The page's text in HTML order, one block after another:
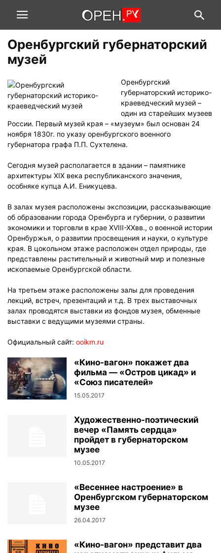
Оренбургский губернаторский
музей
Оренбургский
губернаторский историко-
краеведческий музей –
один из старейших музеев
России. Первый музей края – «музеум» был основан 24
ноября 1830г. по указу оренбургского военного
губернатора графа П.П. Сухтелена.
Сегодня музей располагается в здании – памятнике
архитектуры XIX века республиканского значения,
особняке купца А.И. Еникуцева.
В залах музея расположены экспозиции, рассказывающие
об образовании города Оренбурга и губернии, о развитии
экономики и торговли в крае XVIII-XXвв., о военной истории
Оренбуржья, о развитии просвещения и науки, о культуре
края. В цокольном этаже расположен отдел природы, где
представлены растительный и животный мир и полезные
ископаемые Оренбургской области.
На третьем этаже расположены залы для проведения
лекций, встреч, презентаций и т.д. В трех выставочных
залах проводятся выставки из фондов музея, обменные
выставки с ведущими музеями страны.
Официальный сайт: ooikm.ru
«Кино-вагон» покажет два
фильма — «Остров цикад» и
«Союз писателей»
15.05.2017
Художественно-поэтический
вечер «Память сердца»
пройдет в губернаторском
музее
10.05.2017
«Весеннее настроение» в
Оренбургском губернаторском
музее
26.04.2017
«Кино-вагон» представит два